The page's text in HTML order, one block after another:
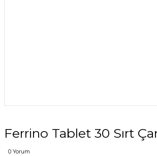
Ferrino Tablet 30 Sırt
0 Yorum